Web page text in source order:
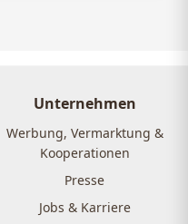
Unternehmen
Werbung, Vermarktung &
Kooperationen
Presse
Jobs & Karriere